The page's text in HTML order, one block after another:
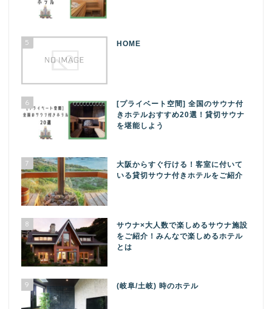
5 HOME
6
[プライベート空間] 全国のサウナ付
きホテルおすすめ20選！貸切サウナ
を堪能しよう
7
大阪からすぐ行ける！客室に付いて
いる貸切サウナ付きホテルをご紹介
8
サウナ×大人数で楽しめるサウナ施設
をご紹介！みんなで楽しめるホテル
とは
9 (岐阜/土岐) 時のホテル